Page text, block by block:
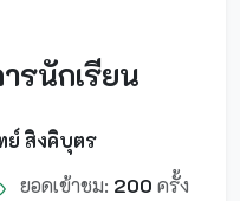
รนักเรียน
ย์ สิงคิบุตร
ยอดเข้าชม: 200 ครั้ง